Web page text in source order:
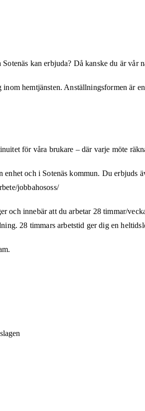
kan erbjuda? Då kanske du är vår
hemtjänsten. Anställningsformen är
för våra brukare – där varje möte
och i Sotenäs kommun. Du
jobbahososs/
och innebär att du arbetar 28 timmar/
28 timmars arbetstid ger dig en